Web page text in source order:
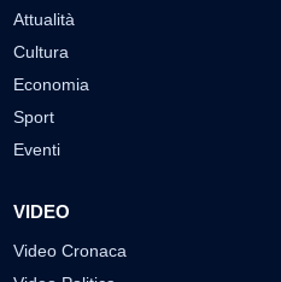
Attualità
Cultura
Economia
Sport
Eventi
VIDEO
Video Cronaca